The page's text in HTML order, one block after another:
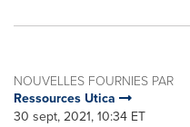
NOUVELLES FOURNIES PAR
Ressources Utica
30 sept, 2021, 10:34 ET